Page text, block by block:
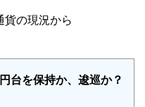
貨の現況から
台を保持か、逡巡か？